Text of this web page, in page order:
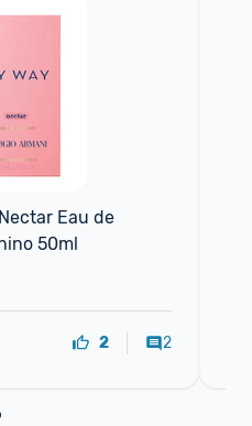
Eau de
50ml
2 2